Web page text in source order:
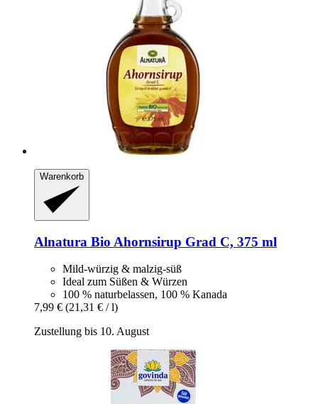
Warenkorb
Alnatura Bio Ahornsirup Grad C, 375 ml
Mild-würzig & malzig-süß
Ideal zum Süßen & Würzen
100 % naturbelassen, 100 % Kanada
7,99 € (21,31 € / l)
Zustellung bis 10. August